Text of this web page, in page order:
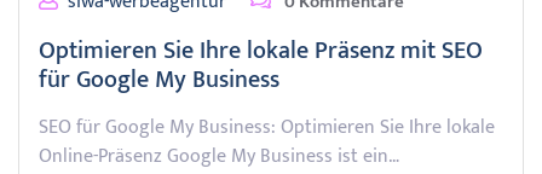
Optimieren Sie Ihre lokale Präsenz mit SEO
für Google My Business
SEO für Google My Business: Optimieren Sie Ihre lokale
Online-Präsenz Google My Business ist ein…